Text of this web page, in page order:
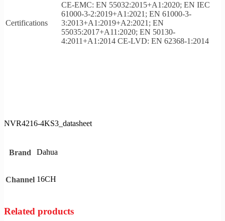
Certifications
CE-EMC: EN 55032:2015+A1:2020; EN IEC
61000-3-2:2019+A1:2021; EN 61000-3-
3:2013+A1:2019+A2:2021; EN
55035:2017+A11:2020; EN 50130-
4:2011+A1:2014 CE-LVD: EN 62368-1:2014
NVR4216-4KS3_datasheet
Brand Dahua
Channel 16CH
Related products